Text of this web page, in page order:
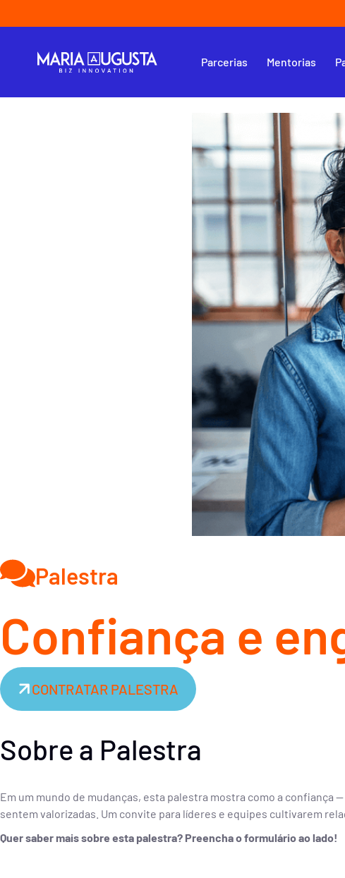
Parcerias Mentorias
Palestra
Confiança e
CONTRATAR PALESTRA
Sobre a Palestra
Em um mundo de mudanças, esta palestra mostra como a
sentem valorizadas. Um convite para líderes e equipes cultivarem
Quer saber mais sobre esta palestra? Preencha o formulário ao lado!